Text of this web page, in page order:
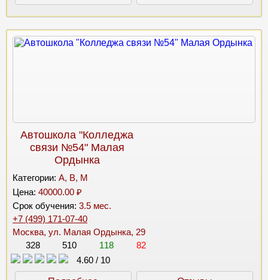
Автошкола "Колледжа
связи №54" Малая
Ордынка
Категории: A, B, M
Цена: 40000.00 ₽
Срок обучения: 3.5 мес.
+7 (499) 171-07-40
Москва, ул. Малая Ордынка, 29
328
510 118
82
4.60 / 10